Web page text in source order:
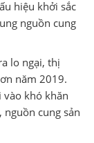
hiệu khởi sắc
nguồn cung
lo ngại, thị
năm 2019.
vào khó khăn
cung sản